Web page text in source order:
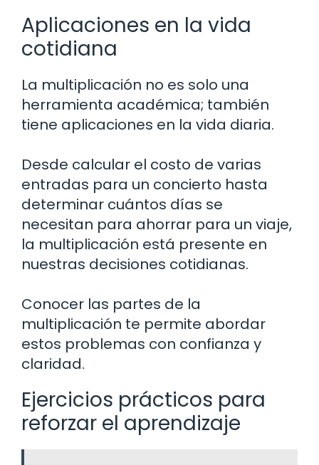
Aplicaciones en la vida
cotidiana
La multiplicación no es solo una
herramienta académica; también
tiene aplicaciones en la vida diaria.
Desde calcular el costo de varias
entradas para un concierto hasta
determinar cuántos días se
necesitan para ahorrar para un viaje,
la multiplicación está presente en
nuestras decisiones cotidianas.
Conocer las partes de la
multiplicación te permite abordar
estos problemas con confianza y
claridad.
Ejercicios prácticos para
reforzar el aprendizaje